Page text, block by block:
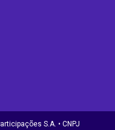
S.A. • CNPJ